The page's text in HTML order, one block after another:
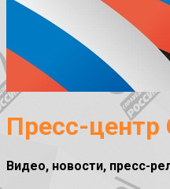
Пресс-
Видео, новости, пресс-